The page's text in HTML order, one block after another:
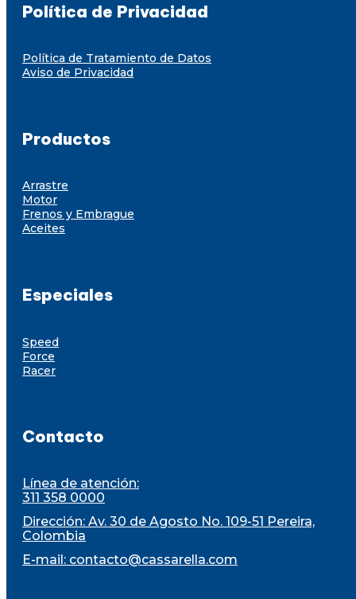
Política de Privacidad
Política de Tratamiento de Datos
Aviso de Privacidad
Productos
Arrastre
Motor
Frenos y Embrague
Aceites
Especiales
Speed
Force
Racer
Contacto
Línea de atención:
311 358 0000
Dirección: Av. 30 de Agosto No. 109-51 Pereira,
Colombia
E-mail: contacto@cassarella.com